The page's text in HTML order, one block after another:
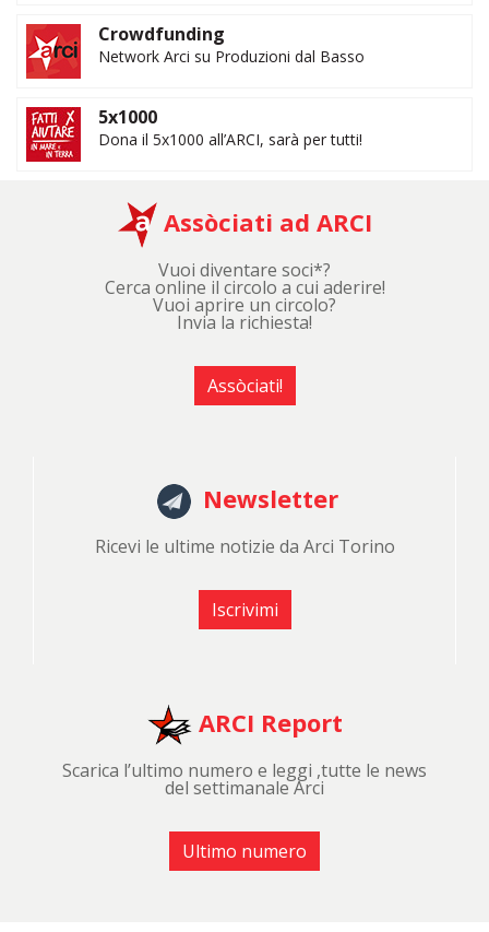
Crowdfunding
Network Arci su Produzioni dal Basso
5x1000
Dona il 5x1000 all’ARCI, sarà per tutti!
Assòciati ad ARCI
Vuoi diventare soci*?
Cerca online il circolo a cui aderire!
Vuoi aprire un circolo?
Invia la richiesta!
Assòciati!
Newsletter
Ricevi le ultime notizie da Arci Torino
Iscrivimi
ARCI Report
Scarica l’ultimo numero e leggi ,tutte le news
del settimanale Arci
Ultimo numero